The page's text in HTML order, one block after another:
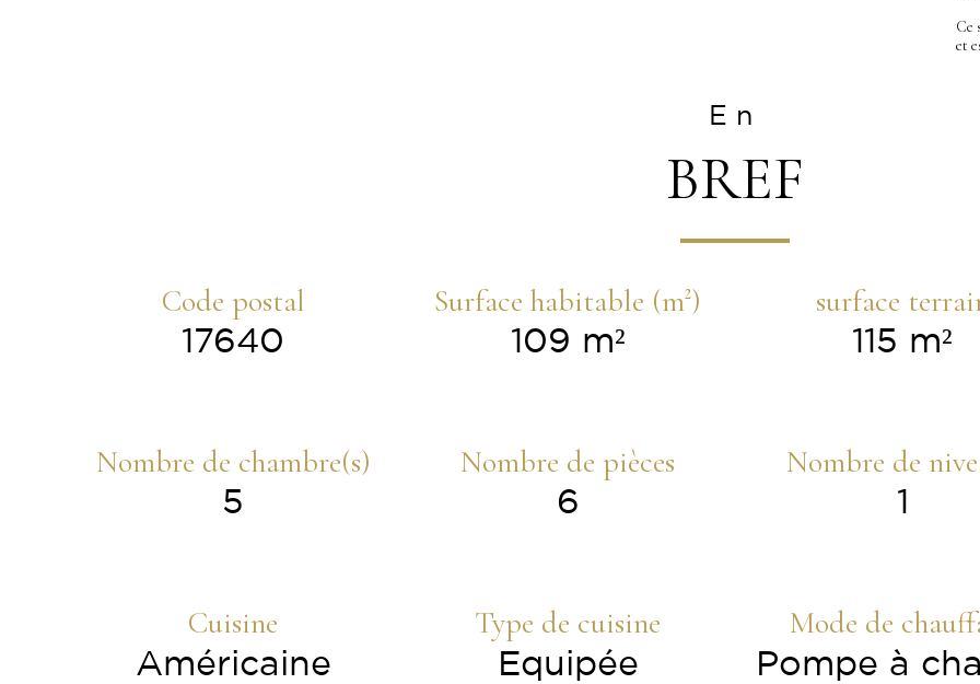
Ce
et
En
BREF
Code postal
17640
Surface habitable (m²)
109 m²
surface
115 m²
Nombre de chambre(s)
5
Nombre de pièces
6
Nombre de
1
Cuisine
Américaine
Type de cuisine
Equipée
Mode de
Pompe à